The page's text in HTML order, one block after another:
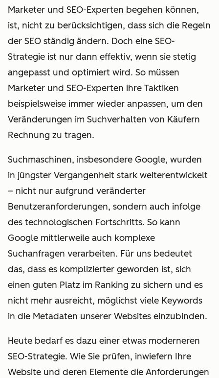
Marketer und SEO-Experten begehen können,
ist, nicht zu berücksichtigen, dass sich die Regeln
der SEO ständig ändern. Doch eine SEO-
Strategie ist nur dann effektiv, wenn sie stetig
angepasst und optimiert wird. So müssen
Marketer und SEO-Experten ihre Taktiken
beispielsweise immer wieder anpassen, um den
Veränderungen im Suchverhalten von Käufern
Rechnung zu tragen.
Suchmaschinen, insbesondere Google, wurden
in jüngster Vergangenheit stark weiterentwickelt
– nicht nur aufgrund veränderter
Benutzeranforderungen, sondern auch infolge
des technologischen Fortschritts. So kann
Google mittlerweile auch komplexe
Suchanfragen verarbeiten. Für uns bedeutet
das, dass es komplizierter geworden ist, sich
einen guten Platz im Ranking zu sichern und es
nicht mehr ausreicht, möglichst viele Keywords
in die Metadaten unserer Websites einzubinden.
Heute bedarf es dazu einer etwas moderneren
SEO-Strategie. Wie Sie prüfen, inwiefern Ihre
Website und deren Elemente die Anforderungen